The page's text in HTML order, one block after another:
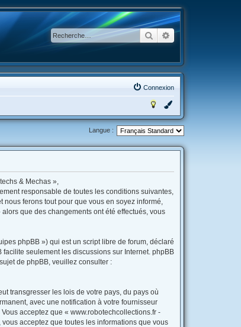
RechercherRecherche avancée
Connexion
Langue :
& Mechas »,
responsable de toutes les conditions suivantes,
ferons tout pour que vous en soyez informé,
que des changements ont été effectués, vous
phpBB ») qui est un script libre de forum, déclaré
facilite seulement les discussions sur Internet. phpBB
de phpBB, veuillez consulter :
transgresser les lois de votre pays, du pays où
avec une notification à votre fournisseur
acceptez que « www.robotechcollections.fr -
acceptez que toutes les informations que vous